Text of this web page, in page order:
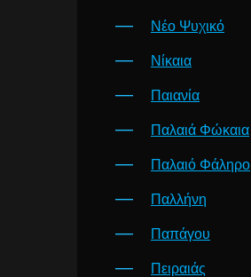
Νέο Ψυχικό
Νίκαια
Παιανία
Παλαιά Φώκαια
Παλαιό Φάληρο
Παλλήνη
Παπάγου
Πειραιάς